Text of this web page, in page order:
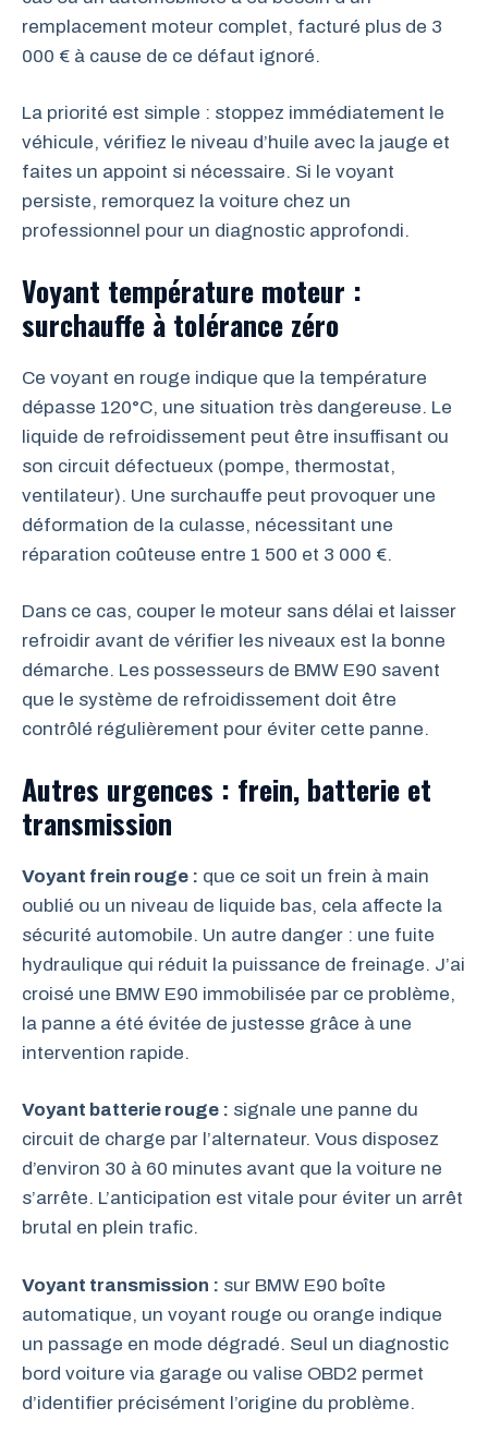
remplacement moteur complet, facturé plus de 3
000 € à cause de ce défaut ignoré.
La priorité est simple : stoppez immédiatement le
véhicule, vérifiez le niveau d’huile avec la jauge et
faites un appoint si nécessaire. Si le voyant
persiste, remorquez la voiture chez un
professionnel pour un diagnostic approfondi.
Voyant température moteur :
surchauffe à tolérance zéro
Ce voyant en rouge indique que la température
dépasse 120°C, une situation très dangereuse. Le
liquide de refroidissement peut être insuffisant ou
son circuit défectueux (pompe, thermostat,
ventilateur). Une surchauffe peut provoquer une
déformation de la culasse, nécessitant une
réparation coûteuse entre 1 500 et 3 000 €.
Dans ce cas, couper le moteur sans délai et laisser
refroidir avant de vérifier les niveaux est la bonne
démarche. Les possesseurs de BMW E90 savent
que le système de refroidissement doit être
contrôlé régulièrement pour éviter cette panne.
Autres urgences : frein, batterie et
transmission
Voyant frein rouge : que ce soit un frein à main
oublié ou un niveau de liquide bas, cela affecte la
sécurité automobile. Un autre danger : une fuite
hydraulique qui réduit la puissance de freinage. J’ai
croisé une BMW E90 immobilisée par ce problème,
la panne a été évitée de justesse grâce à une
intervention rapide.
Voyant batterie rouge : signale une panne du
circuit de charge par l’alternateur. Vous disposez
d’environ 30 à 60 minutes avant que la voiture ne
s’arrête. L’anticipation est vitale pour éviter un arrêt
brutal en plein trafic.
Voyant transmission : sur BMW E90 boîte
automatique, un voyant rouge ou orange indique
un passage en mode dégradé. Seul un diagnostic
bord voiture via garage ou valise OBD2 permet
d’identifier précisément l’origine du problème.